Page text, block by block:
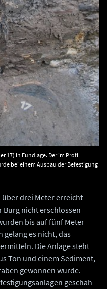
17) in Fundlage. Der im Profil
bei einem Ausbau der Befestigung
drei Meter erreicht
nicht erschlossen
bis auf fünf Meter
es nicht, das
Die Anlage steht
Ton und einem Sediment,
gewonnen wurde.
geschah